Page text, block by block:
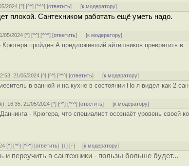
2024 [^] [^^] [^^^] [ответить] [к модератору]
плохой. Сантехником работать ещё уметь надо.
05/2024 [^] [^^] [^^^] [ответить] [к модератору]
Крюгера пройден А предложивший айтишников превратить в
21/05/2024 [^] [^^] [^^^] [ответить] [к модератору]
в ванной и на кухне в состоянии Но я видел как 2
), 16:35, 21/05/2024 [^] [^^] [^^^] [ответить] [к модератору]
- Крюгера, что специалист осознаёт уровень своей
[^] [^^] [^^^] [ответить][↓] [↑] [к модератору]
и переучить в сантехники - пользы больше будет...